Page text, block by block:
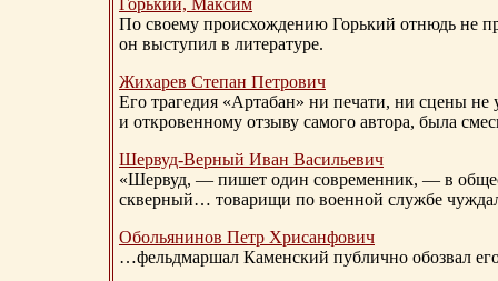
Горький, Максим
По своему происхождению Горький отнюдь не
он выступил в литературе.
Жихарев Степан Петрович
Его трагедия «Артабан» ни печати, ни сцены
и откровенному отзыву самого автора, была
Шервуд-Верный Иван Васильевич
«Шервуд, — пишет один современник, — в
скверный… товарищи по военной службе
Обольянинов Петр Хрисанфович
…фельдмаршал Каменский публично обозвал